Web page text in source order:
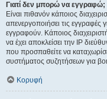
Γιατί δεν μπορώ να εγγραφώ;
Είναι πιθανόν κάποιος
απενεργοποιήσει τις εγγραφές
εγγραφούν. Κάποιος
να έχει αποκλείσει την IP
που προσπαθείτε να
συστήματος συζητήσεων για
Κορυφή